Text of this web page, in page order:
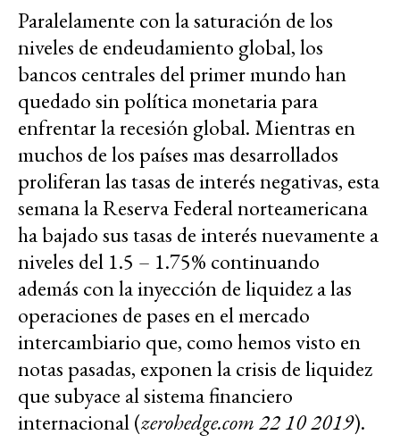
Paralelamente con la saturación de los
niveles de endeudamiento global, los
bancos centrales del primer mundo han
quedado sin política monetaria para
enfrentar la recesión global. Mientras en
muchos de los países mas desarrollados
proliferan las tasas de interés negativas, esta
semana la Reserva Federal norteamericana
ha bajado sus tasas de interés nuevamente a
niveles del 1.5 – 1.75% continuando
además con la inyección de liquidez a las
operaciones de pases en el mercado
intercambiario que, como hemos visto en
notas pasadas, exponen la crisis de liquidez
que subyace al sistema financiero
internacional (zerohedge.com 22 10 2019).